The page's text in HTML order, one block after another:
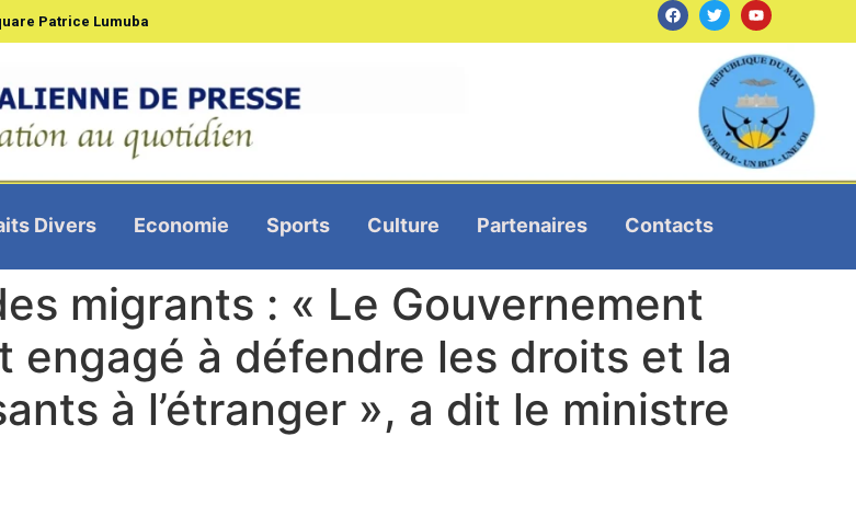
Patrice Lumuba
Divers Economie Sports Culture Partenaires Contacts
migrants : « Le Gouvernement
engagé à défendre les droits et la
à l’étranger », a dit le ministre